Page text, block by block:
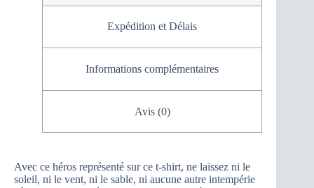
Expédition et Délais
Informations complémentaires
Avis (0)
Avec ce héros représenté sur ce t-shirt, ne laissez ni le
soleil, ni le vent, ni le sable, ni aucune autre intempérie